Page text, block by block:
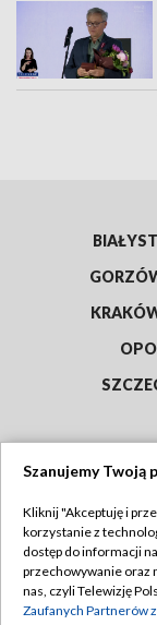
Abonament
Emisja w TVP
Szanujemy Twoją
Kliknij "Akceptuję i
korzystanie z
dostęp do informacji
przechowywanie oraz
nas, czyli Telewizję
Zaufanych Partnerów